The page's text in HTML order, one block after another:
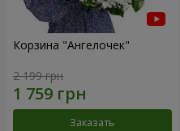
Корзина "Ангелочек"
2 199 грн
Заказать